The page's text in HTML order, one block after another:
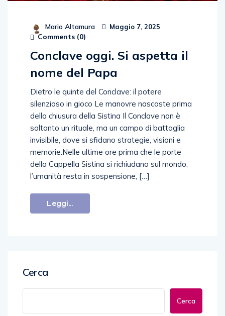
Mario Altamura Maggio 7, 2025
Comments (0)
Conclave oggi. Si aspetta il
nome del Papa
Dietro le quinte del Conclave: il potere
silenzioso in gioco Le manovre nascoste prima
della chiusura della Sistina Il Conclave non è
soltanto un rituale, ma un campo di battaglia
invisibile, dove si sfidano strategie, visioni e
memorie.Nelle ultime ore prima che le porte
della Cappella Sistina si richiudano sul mondo,
l’umanità resta in sospensione, […]
Leggi...
Cerca
Cerca